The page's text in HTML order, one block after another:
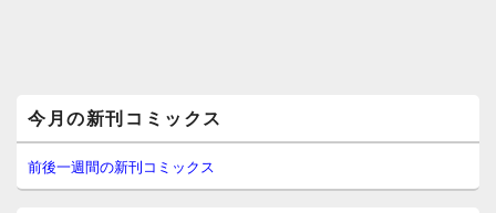
イ
ン
サ
イ
今月の新刊コミックス
前後一週間の新刊コミックス